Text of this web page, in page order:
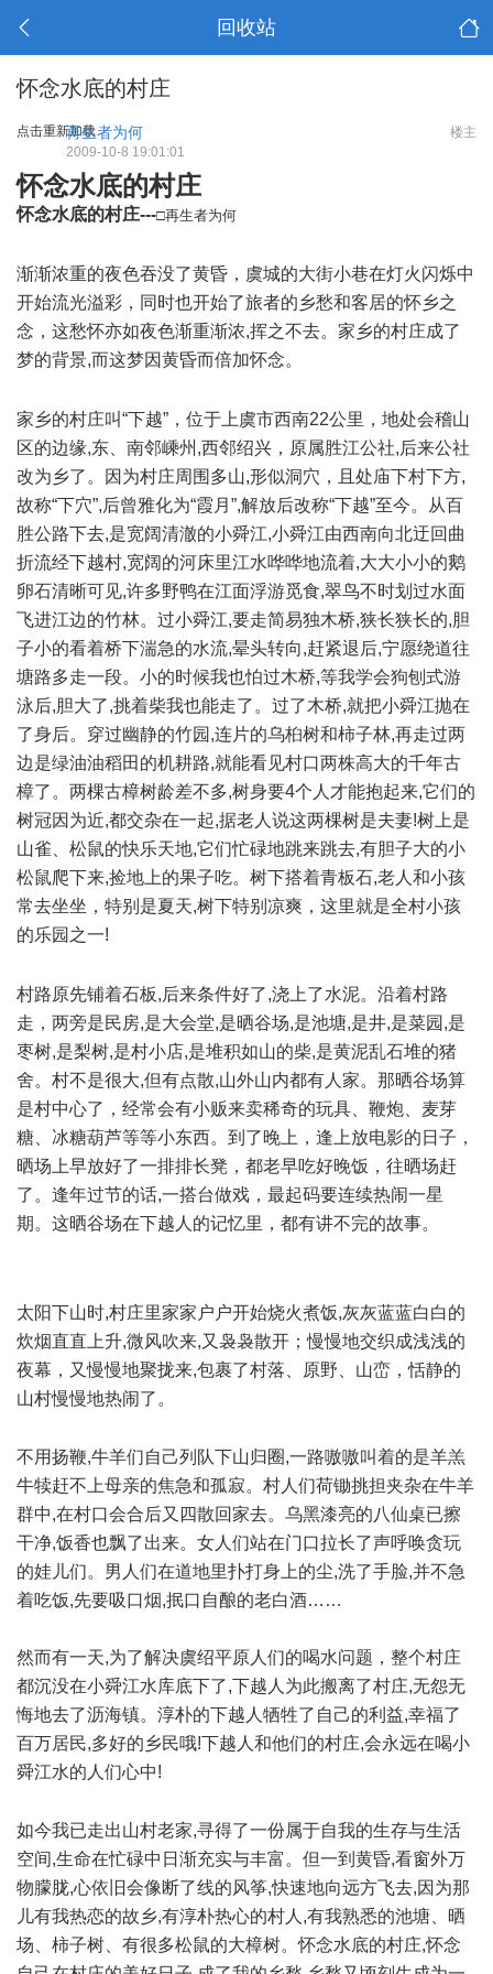
回收站
怀念水底的村庄
点击重新加载 楼主
再生者为何
2009-10-8 19:01:01
怀念水底的村庄
怀念水底的村庄---□再生者为何
渐渐浓重的夜色吞没了黄昏，虞城的大街小巷在灯火闪烁中
开始流光溢彩，同时也开始了旅者的乡愁和客居的怀乡之
念，这愁怀亦如夜色渐重渐浓,挥之不去。家乡的村庄成了
梦的背景,而这梦因黄昏而倍加怀念。
家乡的村庄叫“下越”，位于上虞市西南22公里，地处会稽山
区的边缘,东、南邻嵊州,西邻绍兴，原属胜江公社,后来公社
改为乡了。因为村庄周围多山,形似洞穴，且处庙下村下方,
故称“下穴”,后曾雅化为“霞月”,解放后改称“下越”至今。从百
胜公路下去,是宽阔清澈的小舜江,小舜江由西南向北迂回曲
折流经下越村,宽阔的河床里江水哗哗地流着,大大小小的鹅
卵石清晰可见,许多野鸭在江面浮游觅食,翠鸟不时划过水面
飞进江边的竹林。过小舜江,要走简易独木桥,狭长狭长的,胆
子小的看着桥下湍急的水流,晕头转向,赶紧退后,宁愿绕道往
塘路多走一段。小的时候我也怕过木桥,等我学会狗刨式游
泳后,胆大了,挑着柴我也能走了。过了木桥,就把小舜江抛在
了身后。穿过幽静的竹园,连片的乌桕树和柿子林,再走过两
边是绿油油稻田的机耕路,就能看见村口两株高大的千年古
樟了。两棵古樟树龄差不多,树身要4个人才能抱起来,它们的
树冠因为近,都交杂在一起,据老人说这两棵树是夫妻!树上是
山雀、松鼠的快乐天地,它们忙碌地跳来跳去,有胆子大的小
松鼠爬下来,捡地上的果子吃。树下搭着青板石,老人和小孩
常去坐坐，特别是夏天,树下特别凉爽，这里就是全村小孩
的乐园之一!
村路原先铺着石板,后来条件好了,浇上了水泥。沿着村路
走，两旁是民房,是大会堂,是晒谷场,是池塘,是井,是菜园,是
枣树,是梨树,是村小店,是堆积如山的柴,是黄泥乱石堆的猪
舍。村不是很大,但有点散,山外山内都有人家。那晒谷场算
是村中心了，经常会有小贩来卖稀奇的玩具、鞭炮、麦芽
糖、冰糖葫芦等等小东西。到了晚上，逢上放电影的日子，
晒场上早放好了一排排长凳，都老早吃好晚饭，往晒场赶
了。逢年过节的话,一搭台做戏，最起码要连续热闹一星
期。这晒谷场在下越人的记忆里，都有讲不完的故事。
太阳下山时,村庄里家家户户开始烧火煮饭,灰灰蓝蓝白白的
炊烟直直上升,微风吹来,又袅袅散开；慢慢地交织成浅浅的
夜幕，又慢慢地聚拢来,包裹了村落、原野、山峦，恬静的
山村慢慢地热闹了。
不用扬鞭,牛羊们自己列队下山归圈,一路嗷嗷叫着的是羊羔
牛犊赶不上母亲的焦急和孤寂。村人们荷锄挑担夹杂在牛羊
群中,在村口会合后又四散回家去。乌黑漆亮的八仙桌已擦
干净,饭香也飘了出来。女人们站在门口拉长了声呼唤贪玩
的娃儿们。男人们在道地里扑打身上的尘,洗了手脸,并不急
着吃饭,先要吸口烟,抿口自酿的老白酒……
然而有一天,为了解决虞绍平原人们的喝水问题，整个村庄
都沉没在小舜江水库底下了,下越人为此搬离了村庄,无怨无
悔地去了沥海镇。淳朴的下越人牺牲了自己的利益,幸福了
百万居民,多好的乡民哦!下越人和他们的村庄,会永远在喝小
舜江水的人们心中!
如今我已走出山村老家,寻得了一份属于自我的生存与生活
空间,生命在忙碌中日渐充实与丰富。但一到黄昏,看窗外万
物朦胧,心依旧会像断了线的风筝,快速地向远方飞去,因为那
儿有我热恋的故乡,有淳朴热心的村人,有我熟悉的池塘、晒
场、柿子树、有很多松鼠的大樟树。怀念水底的村庄,怀念